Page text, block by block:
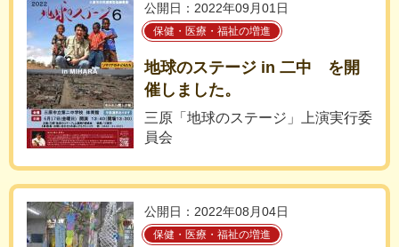
公開日：2022年09月01日
保健・医療・福祉の増進
地球のステージ in 二中 を開
催しました。
三原「地球のステージ」上演実行委
員会
公開日：2022年08月04日
保健・医療・福祉の増進